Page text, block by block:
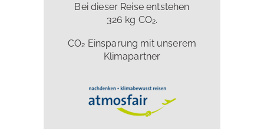
Bei dieser Reise entstehen
326 kg CO₂.
CO₂ Einsparung mit unserem
Klimapartner